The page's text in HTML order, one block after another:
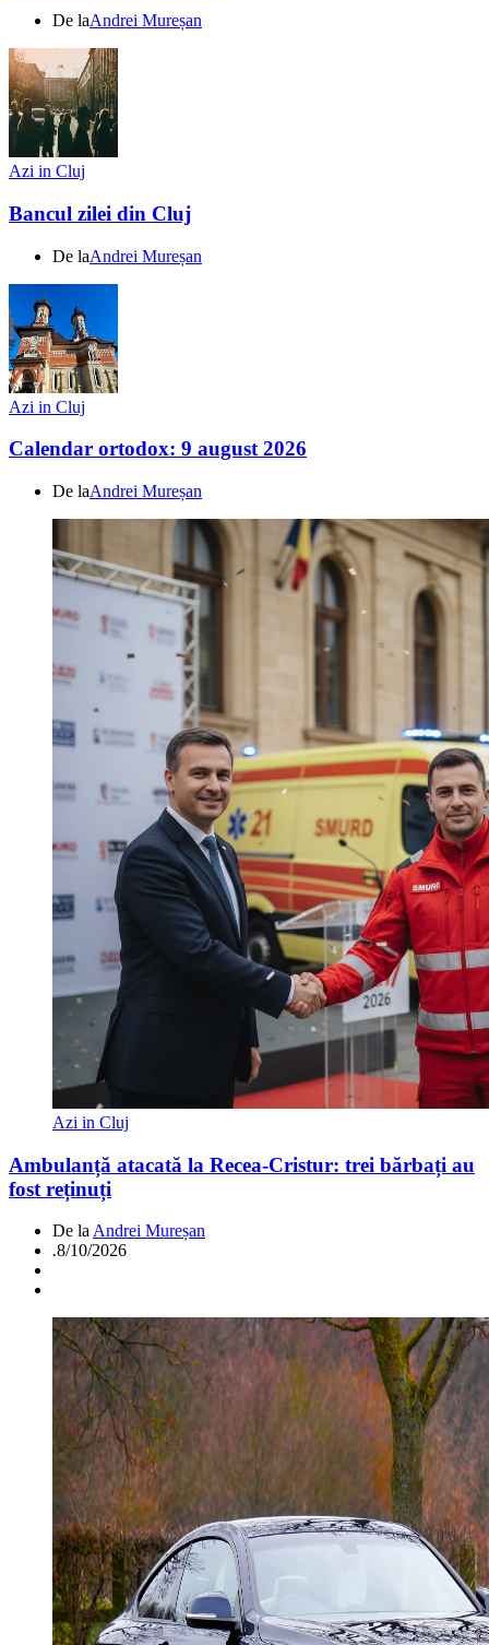
De laAndrei Mureșan
Azi in Cluj
Bancul zilei din Cluj
De laAndrei Mureșan
Azi in Cluj
Calendar ortodox: 9 august 2026
De laAndrei Mureșan
Azi in Cluj
Ambulanță atacată la Recea-Cristur: trei bărbați au
fost reținuți
De laAndrei Mureșan
.8/10/2026